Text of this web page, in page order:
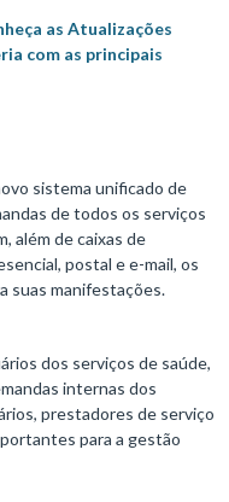
as Atualizações
com as principais
sistema unificado de
de todos os serviços
além de caixas de
postal e e-mail, os
suas manifestações.
dos serviços de saúde,
internas dos
prestadores de serviço
para a gestão